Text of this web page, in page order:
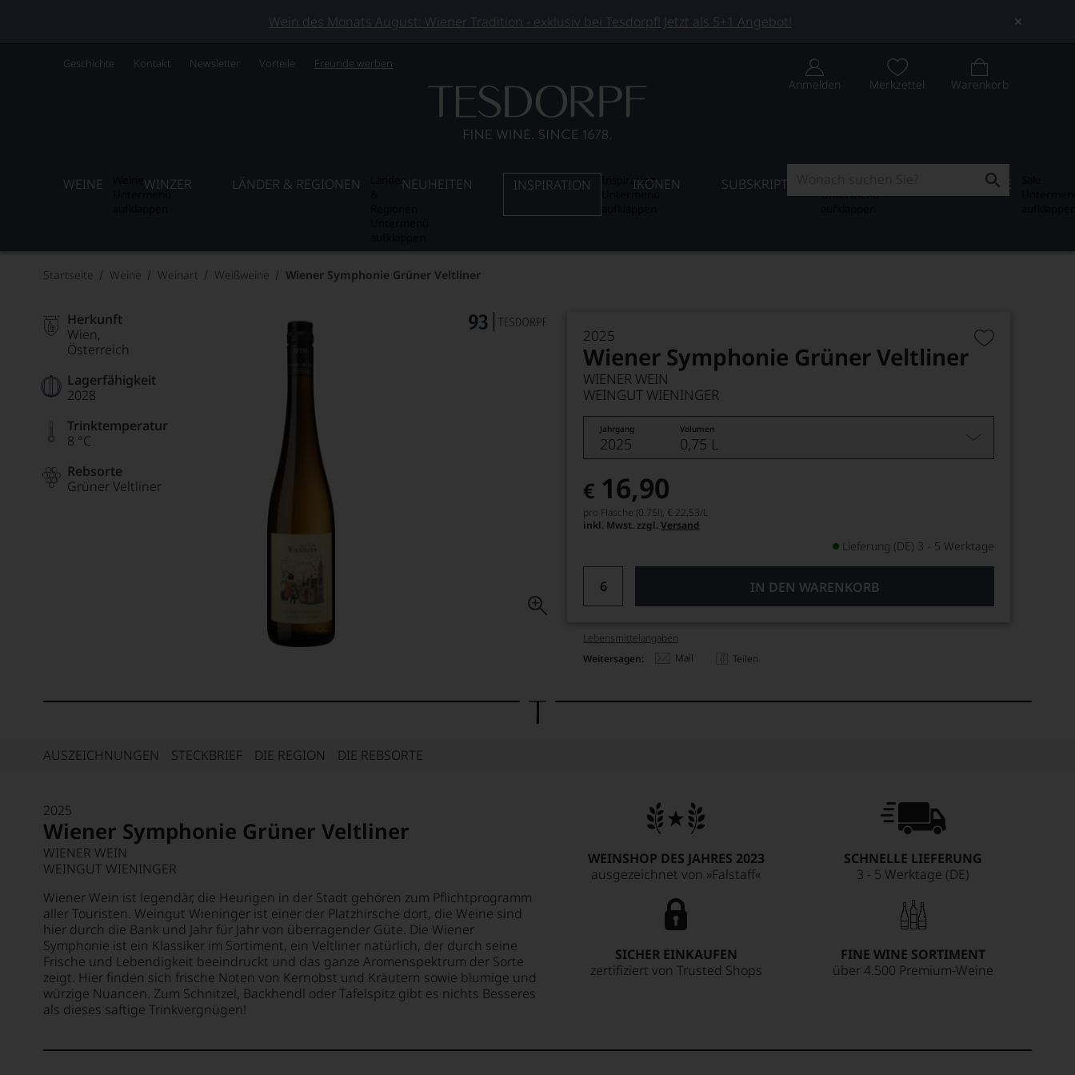
Wein des Monats August: Wiener Tradition - exklusiv bei Tesdorpf! Jetzt als 5+1 Angebot!
Geschichte Kontakt Newsletter Vorteile Freunde werben
Anmelden Merkzettel Warenkorb
WEINE WINZER LÄNDER & REGIONEN
LänderNEUHEITEN INSPIRATION
InspirationIKONEN SUBSKRIPTION
Untermenü
SALE
Startseite Weine Weinart Weißweine Wiener Symphonie Grüner Veltliner
Herkunft
Wien
Österreich
Lagerfähigkeit
2028
Trinktemperatur
8 °C
Rebsorte
Grüner Veltliner
2025
Wiener Symphonie Grüner Veltliner
WIENER WEIN
WEINGUT WIENINGER
Jahrgang Volumen
2025 0,75 L
€ 16,90
pro Flasche (0.75l), € 22,53/L
inkl. Mwst. zzgl.Versand
Lieferung (DE) 3 - 5 Werktage
IN DEN WARENKORB
Lebensmittel­angaben
Weitersagen:
Mail Teilen
AUSZEICHNUNGEN STECKBRIEF DIE REGION DIE REBSORTE
2025
Wiener Symphonie Grüner Veltliner
WIENER WEIN
WEINGUT WIENINGER
Wiener Wein ist legendär, die Heurigen in der Stadt gehören zum Pflichtprogramm
aller Touristen. Weingut Wieninger ist einer der Platzhirsche dort, die Weine sind
hier durch die Bank und Jahr für Jahr von überragender Güte. Die Wiener
Symphonie ist ein Klassiker im Sortiment, ein Veltliner natürlich, der durch seine
Frische und Lebendigkeit beeindruckt und das ganze Aromenspektrum der Sorte
zeigt. Hier finden sich frische Noten von Kernobst und Kräutern sowie blumige und
würzige Nuancen. Zum Schnitzel, Backhendl oder Tafelspitz gibt es nichts Besseres
als dieses saftige Trinkvergnügen!
WEINSHOP DES JAHRES 2023
ausgezeichnet von »Falstaff«
SCHNELLE LIEFERUNG
3 - 5 Werktage (DE)
SICHER EINKAUFEN
zertifiziert von Trusted Shops
FINE WINE SORTIMENT
über 4.500 Premium-Weine